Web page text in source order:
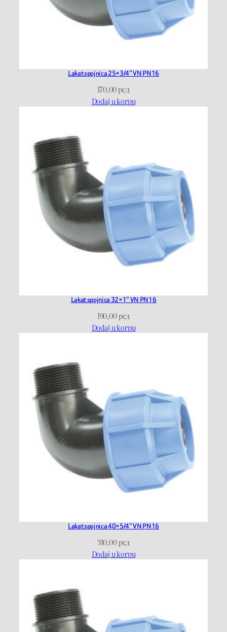
Lakat spojnica 25×3/4” VN PN16
170,00рсд
Dodaj u korpu
Lakat spojnica 32×1” VN PN16
190,00рсд
Dodaj u korpu
Lakat spojnica 40×5/4” VN PN16
310,00рсд
Dodaj u korpu